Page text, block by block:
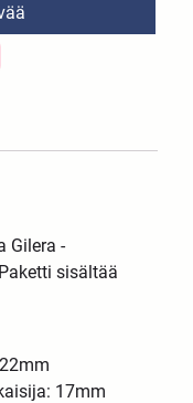
Gilera -
sisältää
17mm